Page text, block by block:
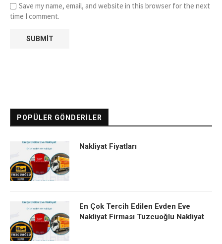
Save my name, email, and website in this browser for the next
time I comment.
POPÜLER GÖNDERILER
Nakliyat Fiyatları
En Çok Tercih Edilen Evden Eve
Nakliyat Firması Tuzcuoğlu Nakliyat